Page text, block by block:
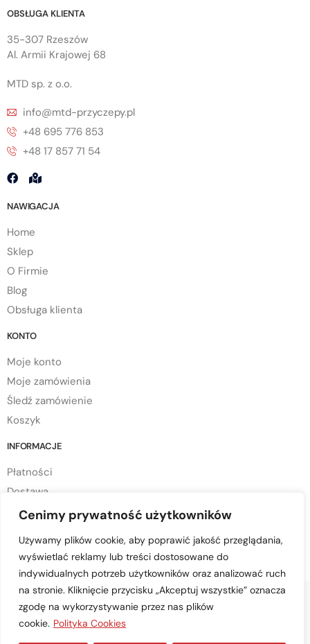
Cenimy prywatność użytkowników
Używamy plików cookie, aby poprawić jakość przeglądania,
wyświetlać reklamy lub treści dostosowane do
indywidualnych potrzeb użytkowników oraz analizować ruch
na stronie. Kliknięcie przycisku „Akceptuj wszystkie” oznacza
zgodę na wykorzystywanie przez nas plików
cookie. Polityka Cookies
OBSŁUGA KLIENTA
35-307 Rzeszów
Al. Armii Krajowej 68
MTD sp. z o.o.
info@mtd-przyczepy.pl
+48 695 776 853
+48 17 857 71 54
NAWIGACJA
Home
Sklep
O Firmie
Blog
Obsługa klienta
KONTO
Moje konto
Moje zamówienia
Śledź zamówienie
Koszyk
INFORMACJE
Płatności
Dostawa
Regulamin sklepu
Polityka cookies